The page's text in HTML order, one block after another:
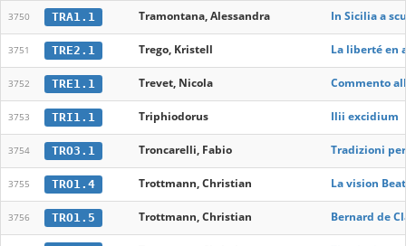
3750 TRA1.1 Tramontana, Alessandra In Sicilia a
3751 TRE2.1 Trego, Kristell La liberté en
3752 TRE1.1 Trevet, Nicola Commento
3753 TRI1.1 Triphiodorus Ilii excidium
3754 TRO3.1 Troncarelli, Fabio Tradizioni
3755 TRO1.4 Trottmann, Christian La vision
3756 TRO1.5 Trottmann, Christian Bernard de